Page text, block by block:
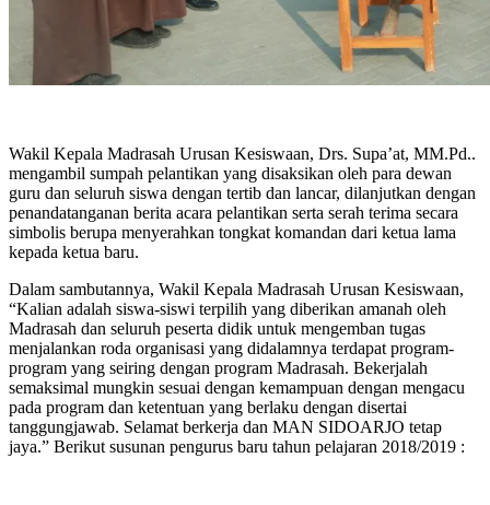
Wakil Kepala Madrasah Urusan Kesiswaan, Drs. Supa’at, MM.Pd..
mengambil sumpah pelantikan yang disaksikan oleh para dewan
guru dan seluruh siswa dengan tertib dan lancar, dilanjutkan dengan
penandatanganan berita acara pelantikan serta serah terima secara
simbolis berupa menyerahkan tongkat komandan dari ketua lama
kepada ketua baru.
Dalam sambutannya, Wakil Kepala Madrasah Urusan Kesiswaan,
“Kalian adalah siswa-siswi terpilih yang diberikan amanah oleh
Madrasah dan seluruh peserta didik untuk mengemban tugas
menjalankan roda organisasi yang didalamnya terdapat program-
program yang seiring dengan program Madrasah. Bekerjalah
semaksimal mungkin sesuai dengan kemampuan dengan mengacu
pada program dan ketentuan yang berlaku dengan disertai
tanggungjawab. Selamat berkerja dan MAN SIDOARJO tetap
jaya.” Berikut susunan pengurus baru tahun pelajaran 2018/2019 :